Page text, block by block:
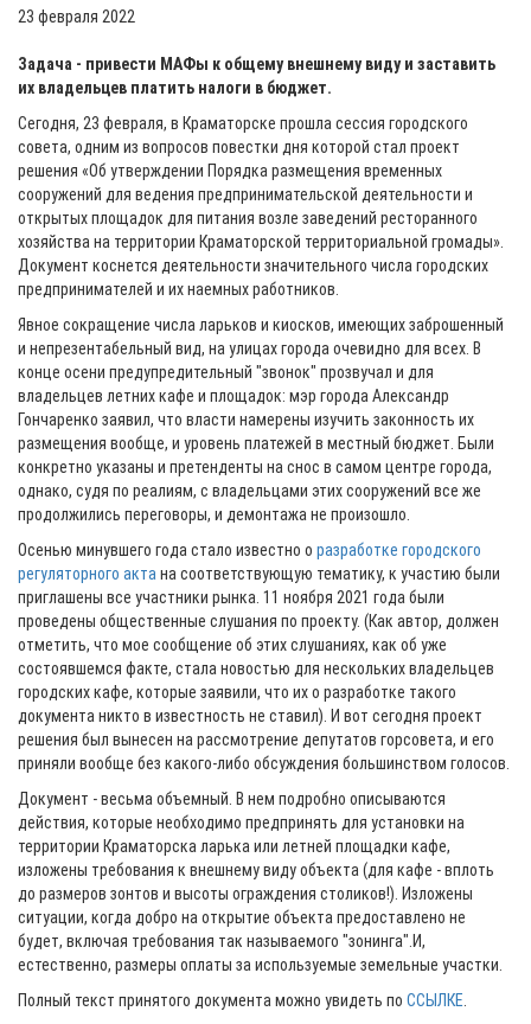
23 февраля 2022
Задача - привести МАФы к общему внешнему виду и заставить
их владельцев платить налоги в бюджет.
Сегодня, 23 февраля, в Краматорске прошла сессия городского
совета, одним из вопросов повестки дня которой стал проект
решения «Об утверждении Порядка размещения временных
сооружений для ведения предпринимательской деятельности и
открытых площадок для питания возле заведений ресторанного
хозяйства на территории Краматорской территориальной громады».
Документ коснется деятельности значительного числа городских
предпринимателей и их наемных работников.
Явное сокращение числа ларьков и киосков, имеющих заброшенный
и непрезентабельный вид, на улицах города очевидно для всех. В
конце осени предупредительный "звонок" прозвучал и для
владельцев летних кафе и площадок: мэр города Александр
Гончаренко заявил, что власти намерены изучить законность их
размещения вообще, и уровень платежей в местный бюджет. Были
конкретно указаны и претенденты на снос в самом центре города,
однако, судя по реалиям, с владельцами этих сооружений все же
продолжились переговоры, и демонтажа не произошло.
Осенью минувшего года стало известно о разработке городского
регуляторного акта на соответствующую тематику, к участию были
приглашены все участники рынка. 11 ноября 2021 года были
проведены общественные слушания по проекту. (Как автор, должен
отметить, что мое сообщение об этих слушаниях, как об уже
состоявшемся факте, стала новостью для нескольких владельцев
городских кафе, которые заявили, что их о разработке такого
документа никто в известность не ставил). И вот сегодня проект
решения был вынесен на рассмотрение депутатов горсовета, и его
приняли вообще без какого-либо обсуждения большинством голосов.
Документ - весьма объемный. В нем подробно описываются
действия, которые необходимо предпринять для установки на
территории Краматорска ларька или летней площадки кафе,
изложены требования к внешнему виду объекта (для кафе - вплоть
до размеров зонтов и высоты ограждения столиков!). Изложены
ситуации, когда добро на открытие объекта предоставлено не
будет, включая требования так называемого "зонинга".И,
естественно, размеры оплаты за используемые земельные участки.
Полный текст принятого документа можно увидеть по ССЫЛКЕ